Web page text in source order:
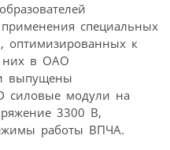
специальных
оптимизированных к
них в ОАО
выпущены
силовые модули на
3300 В,
работы ВПЧА.